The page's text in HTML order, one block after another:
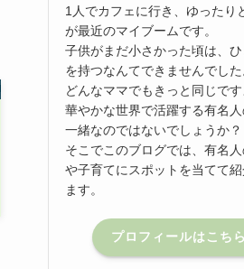
1人でカフェに行き、ゆったり
が最近のマイブームです。
子供がまだ小さかった頃は、
を持つなんてできませんでした
どんなママでもきっと同じです
華やかな世界で活躍する有名
一緒なのではないでしょうか？
そこでこのブログでは、有名
や子育てにスポットを当てて紹
ます。
プロフィールはこちら